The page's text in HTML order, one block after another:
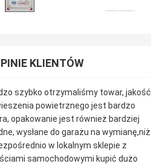
KLIENTÓW
szybko otrzymaliśmy towar, jakość
powietrznego jest bardzo
opakowanie jest również bardziej
wysłane do garażu na wymianę,niż
w lokalnym sklepie z
samochodowymi kupić dużo